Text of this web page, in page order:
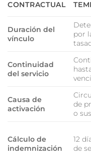
CONTRACTUAL
Duración del
vínculo
por
Continuidad
del servicio
Causa de
activación
de
o
Cálculo de
indemnización
12
de